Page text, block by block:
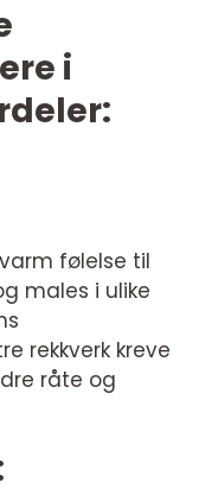
i
følelse til
males i ulike
rekkverk kreve
råte og